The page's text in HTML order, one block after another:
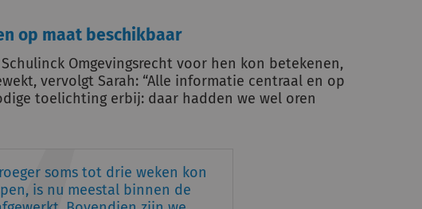
op maat beschikbaar
Omgevingsrecht voor hen kon betekenen,
vervolgt Sarah: “Alle informatie centraal en op
toelichting erbij: daar hadden we wel oren
soms tot drie weken kon
is nu meestal binnen de